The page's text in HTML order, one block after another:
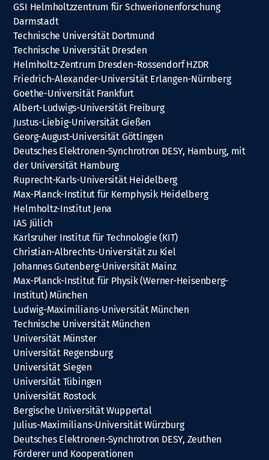
GSI Helmholtzzentrum für Schwerionenforschung
Darmstadt
Technische Universität Dortmund
Technische Universität Dresden
Helmholtz-Zentrum Dresden-Rossendorf HZDR
Friedrich-Alexander-Universität Erlangen-Nürnberg
Goethe-Universität Frankfurt
Albert-Ludwigs-Universität Freiburg
Justus-Liebig-Universität Gießen
Georg-August-Universität Göttingen
Deutsches Elektronen-Synchrotron DESY, Hamburg, mit
der Universität Hamburg
Ruprecht-Karls-Universität Heidelberg
Max-Planck-Institut für Kernphysik Heidelberg
Helmholtz-Institut Jena
IAS Jülich
Karlsruher Institut für Technologie (KIT)
Christian-Albrechts-Universität zu Kiel
Johannes Gutenberg-Universität Mainz
Max-Planck-Institut für Physik (Werner-Heisenberg-
Institut) München
Ludwig-Maximilians-Universität München
Technische Universität München
Universität Münster
Universität Regensburg
Universität Siegen
Universität Tübingen
Universität Rostock
Bergische Universität Wuppertal
Julius-Maximilians-Universität Würzburg
Deutsches Elektronen-Synchrotron DESY, Zeuthen
Förderer und Kooperationen